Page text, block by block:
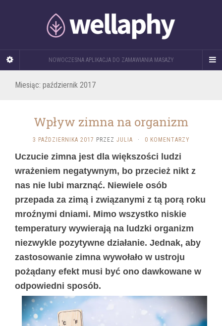
NOWOCZESNA APLIKACJA DO ZAMAWIANIA MASAŻY
Miesiąc: październik 2017
Wpływ zimna na organizm
3 PAŹDZIERNIKA 2017 PRZEZ JULIA · 0 KOMENTARZY
Uczucie zimna jest dla większości ludzi
wrażeniem negatywnym, bo przecież nikt z
nas nie lubi marznąć. Niewiele osób
przepada za zimą i związanymi z tą porą roku
mroźnymi dniami. Mimo wszystko niskie
temperatury wywierają na ludzki organizm
niezwykle pozytywne działanie. Jednak, aby
zastosowanie zimna wywołało w ustroju
pożądany efekt musi być ono dawkowane w
odpowiedni sposób.